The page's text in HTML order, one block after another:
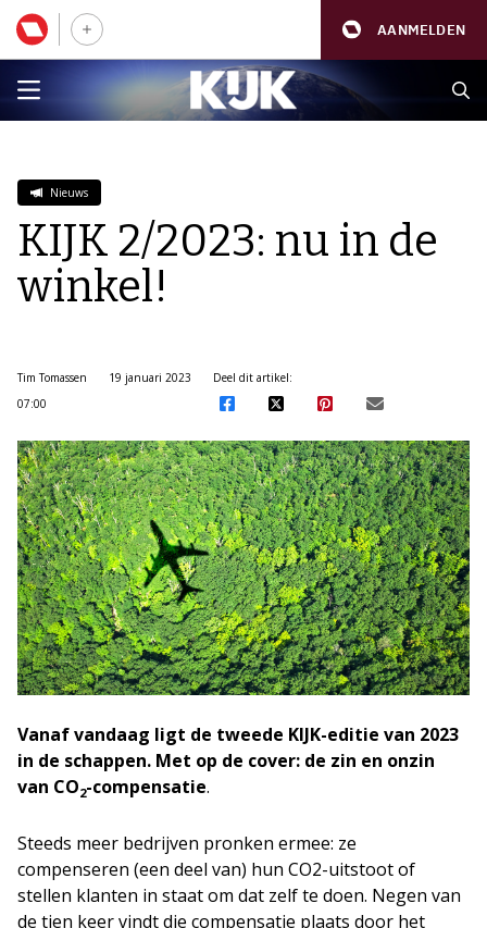
AANMELDEN
Nieuws
KIJK 2/2023: nu in de
winkel!
Tim Tomassen
19 januari 2023
07:00
Deel dit artikel:
Vanaf vandaag ligt de tweede KIJK-editie van 2023
in de schappen. Met op de cover: de zin en onzin
van CO2-compensatie.
Steeds meer bedrijven pronken ermee: ze
compenseren (een deel van) hun CO2-uitstoot of
stellen klanten in staat om dat zelf te doen. Negen van
de tien keer vindt die compensatie plaats door het